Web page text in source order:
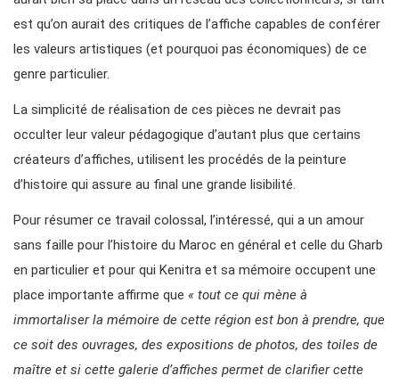
est qu’on aurait des critiques de l’affiche capables de conférer
les valeurs artistiques (et pourquoi pas économiques) de ce
genre particulier.
La simplicité de réalisation de ces pièces ne devrait pas
occulter leur valeur pédagogique d’autant plus que certains
créateurs d’affiches, utilisent les procédés de la peinture
d’histoire qui assure au final une grande lisibilité.
Pour résumer ce travail colossal, l’intéressé, qui a un amour
sans faille pour l’histoire du Maroc en général et celle du Gharb
en particulier et pour qui Kenitra et sa mémoire occupent une
place importante affirme que « tout ce qui mène à
immortaliser la mémoire de cette région est bon à prendre, que
ce soit des ouvrages, des expositions de photos, des toiles de
maître et si cette galerie d’affiches permet de clarifier cette